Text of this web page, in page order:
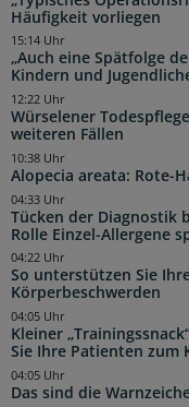
Häufigkeit vorliegen
„Auch eine Spätfolge
Kindern und
15:14 Uhr
Würselener
weiteren Fällen
12:22 Uhr
Alopecia areata: Rote-
10:38 Uhr
Tücken der Diagnostik
Rolle Einzel-Allergene
04:33 Uhr
So unterstützen Sie
Körperbeschwerden
04:22 Uhr
Kleiner
Sie Ihre Patienten zum
04:05 Uhr
Das sind die
04:05 Uhr